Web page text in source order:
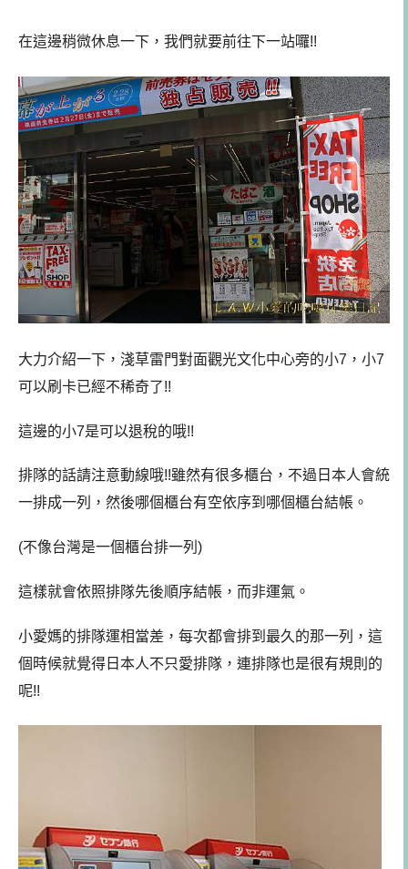
在這邊稍微休息一下，我們就要前往下一站囉!!
大力介紹一下，淺草雷門對面觀光文化中心旁的小7，小7
可以刷卡已經不稀奇了!!
這邊的小7是可以退稅的哦!!
排隊的話請注意動線哦!!雖然有很多櫃台，不過日本人會統
一排成一列，然後哪個櫃台有空依序到哪個櫃台結帳。
(不像台灣是一個櫃台排一列)
這樣就會依照排隊先後順序結帳，而非運氣。
小愛媽的排隊運相當差，每次都會排到最久的那一列，這
個時候就覺得日本人不只愛排隊，連排隊也是很有規則的
呢!!